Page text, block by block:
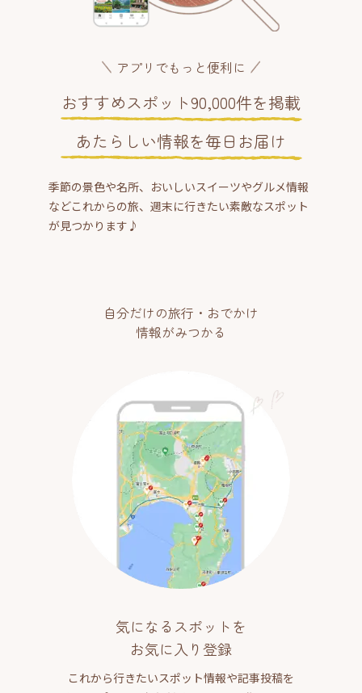
アプリでもっと便利に
おすすめスポット90,000件を掲載
あたらしい情報を毎日お届け
季節の景色や名所、おいしいスイーツやグルメ情報
などこれからの旅、週末に行きたい素敵なスポット
が見つかります♪
自分だけの旅行・おでかけ
情報がみつかる
気になるスポットを
お気に入り登録
これから行きたいスポット情報や記事投稿を